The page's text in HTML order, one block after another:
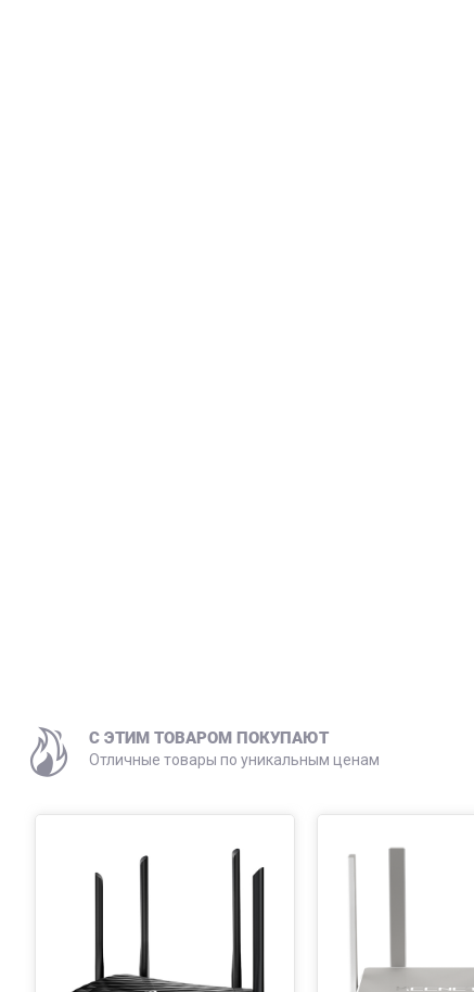
C ЭТИМ ТОВАРОМ ПОКУПАЮТ
Отличные товары по уникальным ценам